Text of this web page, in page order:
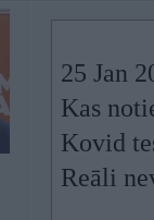
25 Jan
Kas
Kovid
Reāli